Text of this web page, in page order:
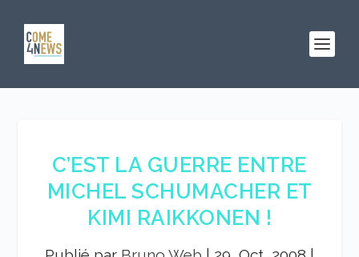
C’EST LA GUERRE ENTRE
MICHEL SCHUMACHER ET
KIMI RAIKKONEN !